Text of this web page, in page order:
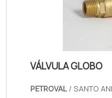
selo, e o fole
específico
VÁLVULA GLOBO
PETROVAL / SANTO